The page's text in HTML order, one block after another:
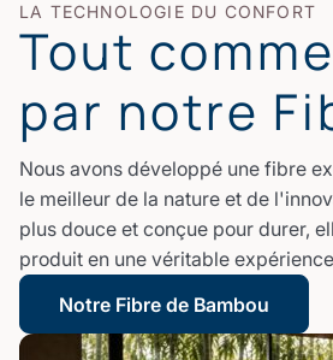
LA TECHNOLOGIE DU CONFORT
Tout
par notre
Nous avons développé une fibre
le meilleur de la nature et de
plus douce et conçue pour durer,
produit en une véritable
Notre Fibre de Bambou